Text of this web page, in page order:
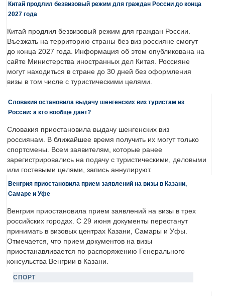
Китай продлил безвизовый режим для граждан России до конца
2027 года
Китай продлил безвизовый режим для граждан России.
Въезжать на территорию страны без виз россияне смогут
до конца 2027 года. Информация об этом опубликована на
сайте Министерства иностранных дел Китая. Россияне
могут находиться в стране до 30 дней без оформления
визы в том числе с туристическими целями.
Словакия остановила выдачу шенгенских виз туристам из
России: а кто вообще дает?
Словакия приостановила выдачу шенгенских виз
россиянам. В ближайшее время получить их могут только
спортсмены. Всем заявителям, которые ранее
зарегистрировались на подачу с туристическими, деловыми
или гостевыми целями, запись аннулируют.
Венгрия приостановила прием заявлений на визы в Казани,
Самаре и Уфе
Венгрия приостановила прием заявлений на визы в трех
российских городах. С 29 июня документы перестанут
принимать в визовых центрах Казани, Самары и Уфы.
Отмечается, что прием документов на визы
приостанавливается по распоряжению Генерального
консульства Венгрии в Казани.
СПОРТ